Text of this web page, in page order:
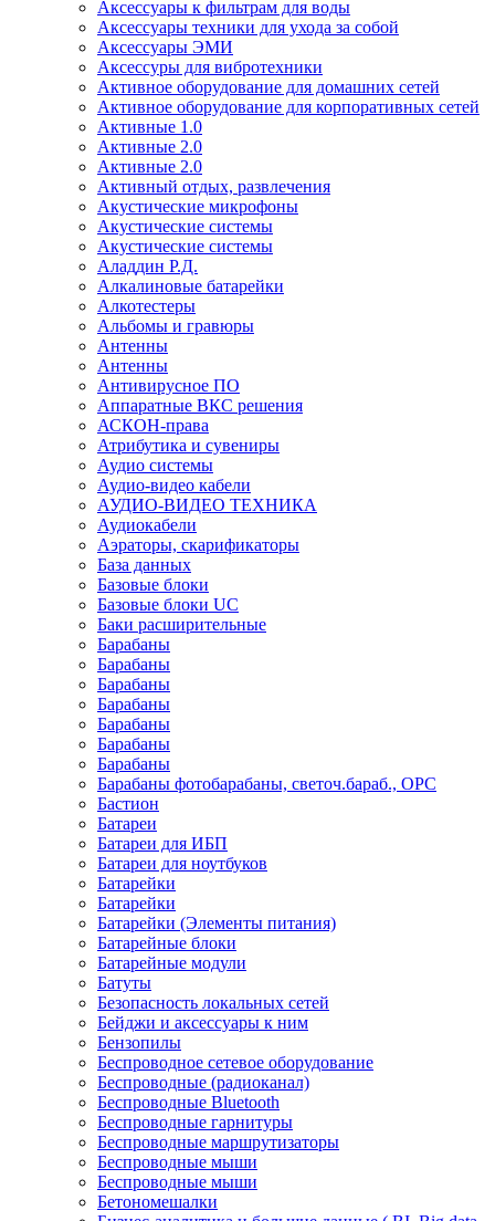
Аксессуары к фильтрам для воды
Аксессуары техники для ухода за собой
Аксессуары ЭМИ
Аксессуры для вибротехники
Активное оборудование для домашних сетей
Активное оборудование для корпоративных сетей
Активные 1.0
Активные 2.0
Активные 2.0
Активный отдых, развлечения
Акустические микрофоны
Акустические системы
Акустические системы
Аладдин Р.Д.
Алкалиновые батарейки
Алкотестеры
Альбомы и гравюры
Антенны
Антенны
Антивирусное ПО
Аппаратные ВКС решения
АСКОН-права
Атрибутика и сувениры
Аудио системы
Аудио-видео кабели
АУДИО-ВИДЕО ТЕХНИКА
Аудиокабели
Аэраторы, скарификаторы
База данных
Базовые блоки
Базовые блоки UC
Баки расширительные
Барабаны
Барабаны
Барабаны
Барабаны
Барабаны
Барабаны
Барабаны
Барабаны фотобарабаны, светоч.бараб., OPC
Бастион
Батареи
Батареи для ИБП
Батареи для ноутбуков
Батарейки
Батарейки
Батарейки (Элементы питания)
Батарейные блоки
Батарейные модули
Батуты
Безопасность локальных сетей
Бейджи и аксесcуары к ним
Бензопилы
Беспроводное сетевое оборудование
Беспроводные (радиоканал)
Беспроводные Bluetooth
Беспроводные гарнитуры
Беспроводные маршрутизаторы
Беспроводные мыши
Беспроводные мыши
Бетономешалки